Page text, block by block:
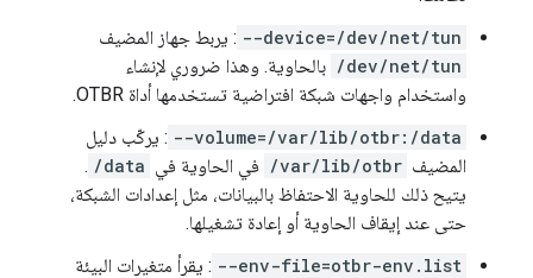
--device=/dev/net/tun : يربط جهاز المضيف
/dev/net/tun بالحاوية. وهذا ضروري لإنشاء
واستخدام واجهات شبكة افتراضية تستخدمها أداة OTBR.
--volume=/var/lib/otbr:/data : يركّب دليل
المضيف /var/lib/otbr في الحاوية في /data
.
يتيح ذلك للحاوية الاحتفاظ بالبيانات، مثل إعدادات الشبكة،
حتى عند إيقاف الحاوية أو إعادة تشغيلها.
--env-file=otbr-env.list : يقرأ متغيرات البيئة